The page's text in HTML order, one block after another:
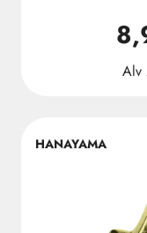
Alv
HANAYAMA